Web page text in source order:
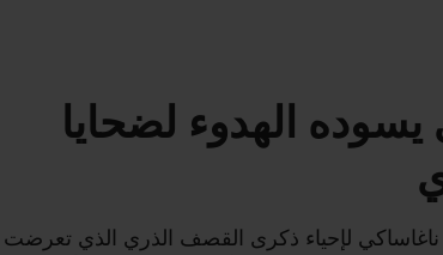
الهدوء لضحايا
لإحياء ذكرى القصف الذري الذي تعرضت